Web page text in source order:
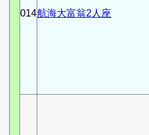
014航海大富翁2人座